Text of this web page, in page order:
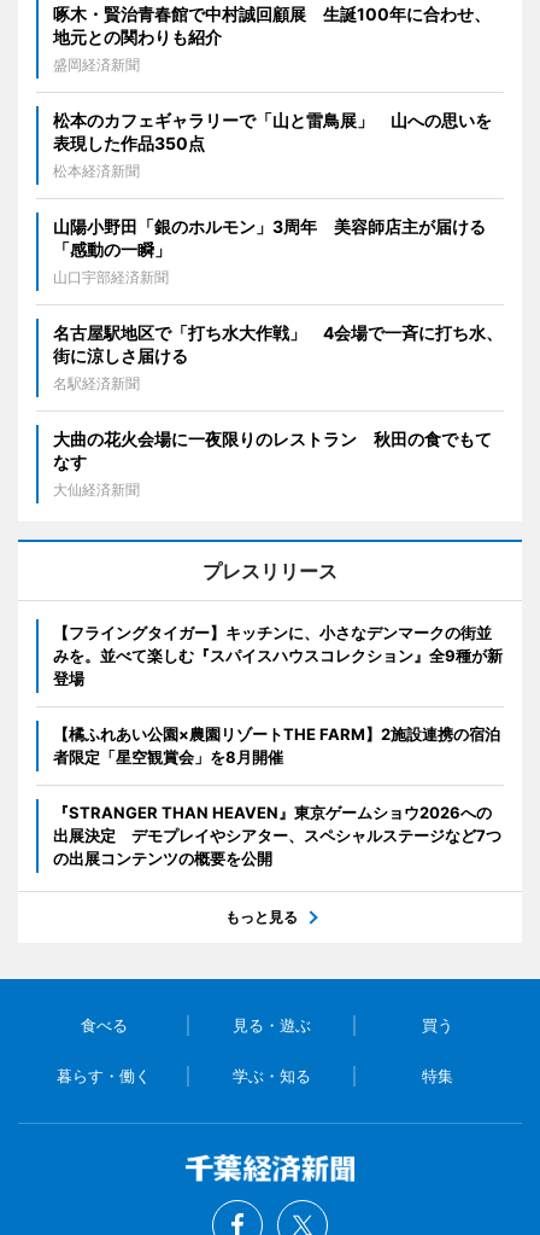
啄木・賢治青春館で中村誠回顧展 生誕100年に合わせ、
地元との関わりも紹介
盛岡経済新聞
松本のカフェギャラリーで「山と雷鳥展」 山への思いを
表現した作品350点
松本経済新聞
山陽小野田「銀のホルモン」3周年 美容師店主が届ける
「感動の一瞬」
山口宇部経済新聞
名古屋駅地区で「打ち水大作戦」 4会場で一斉に打ち水、
街に涼しさ届ける
名駅経済新聞
大曲の花火会場に一夜限りのレストラン 秋田の食でもて
なす
大仙経済新聞
プレスリリース
【フライングタイガー】キッチンに、小さなデンマークの街並
みを。並べて楽しむ『スパイスハウスコレクション』全9種が新
登場
【橘ふれあい公園×農園リゾートTHE FARM】2施設連携の宿泊
者限定「星空観賞会」を8月開催
『STRANGER THAN HEAVEN』東京ゲームショウ2026への
出展決定 デモプレイやシアター、スペシャルステージなど7つ
の出展コンテンツの概要を公開
もっと見る
食べる 見る・遊ぶ 買う
暮らす・働く 学ぶ・知る 特集